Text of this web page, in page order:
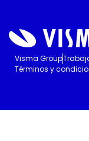
Visma Group
Términos y